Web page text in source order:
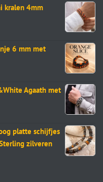
kralen 4mm
6 mm met
Agaath met
platte schijfjes
zilveren